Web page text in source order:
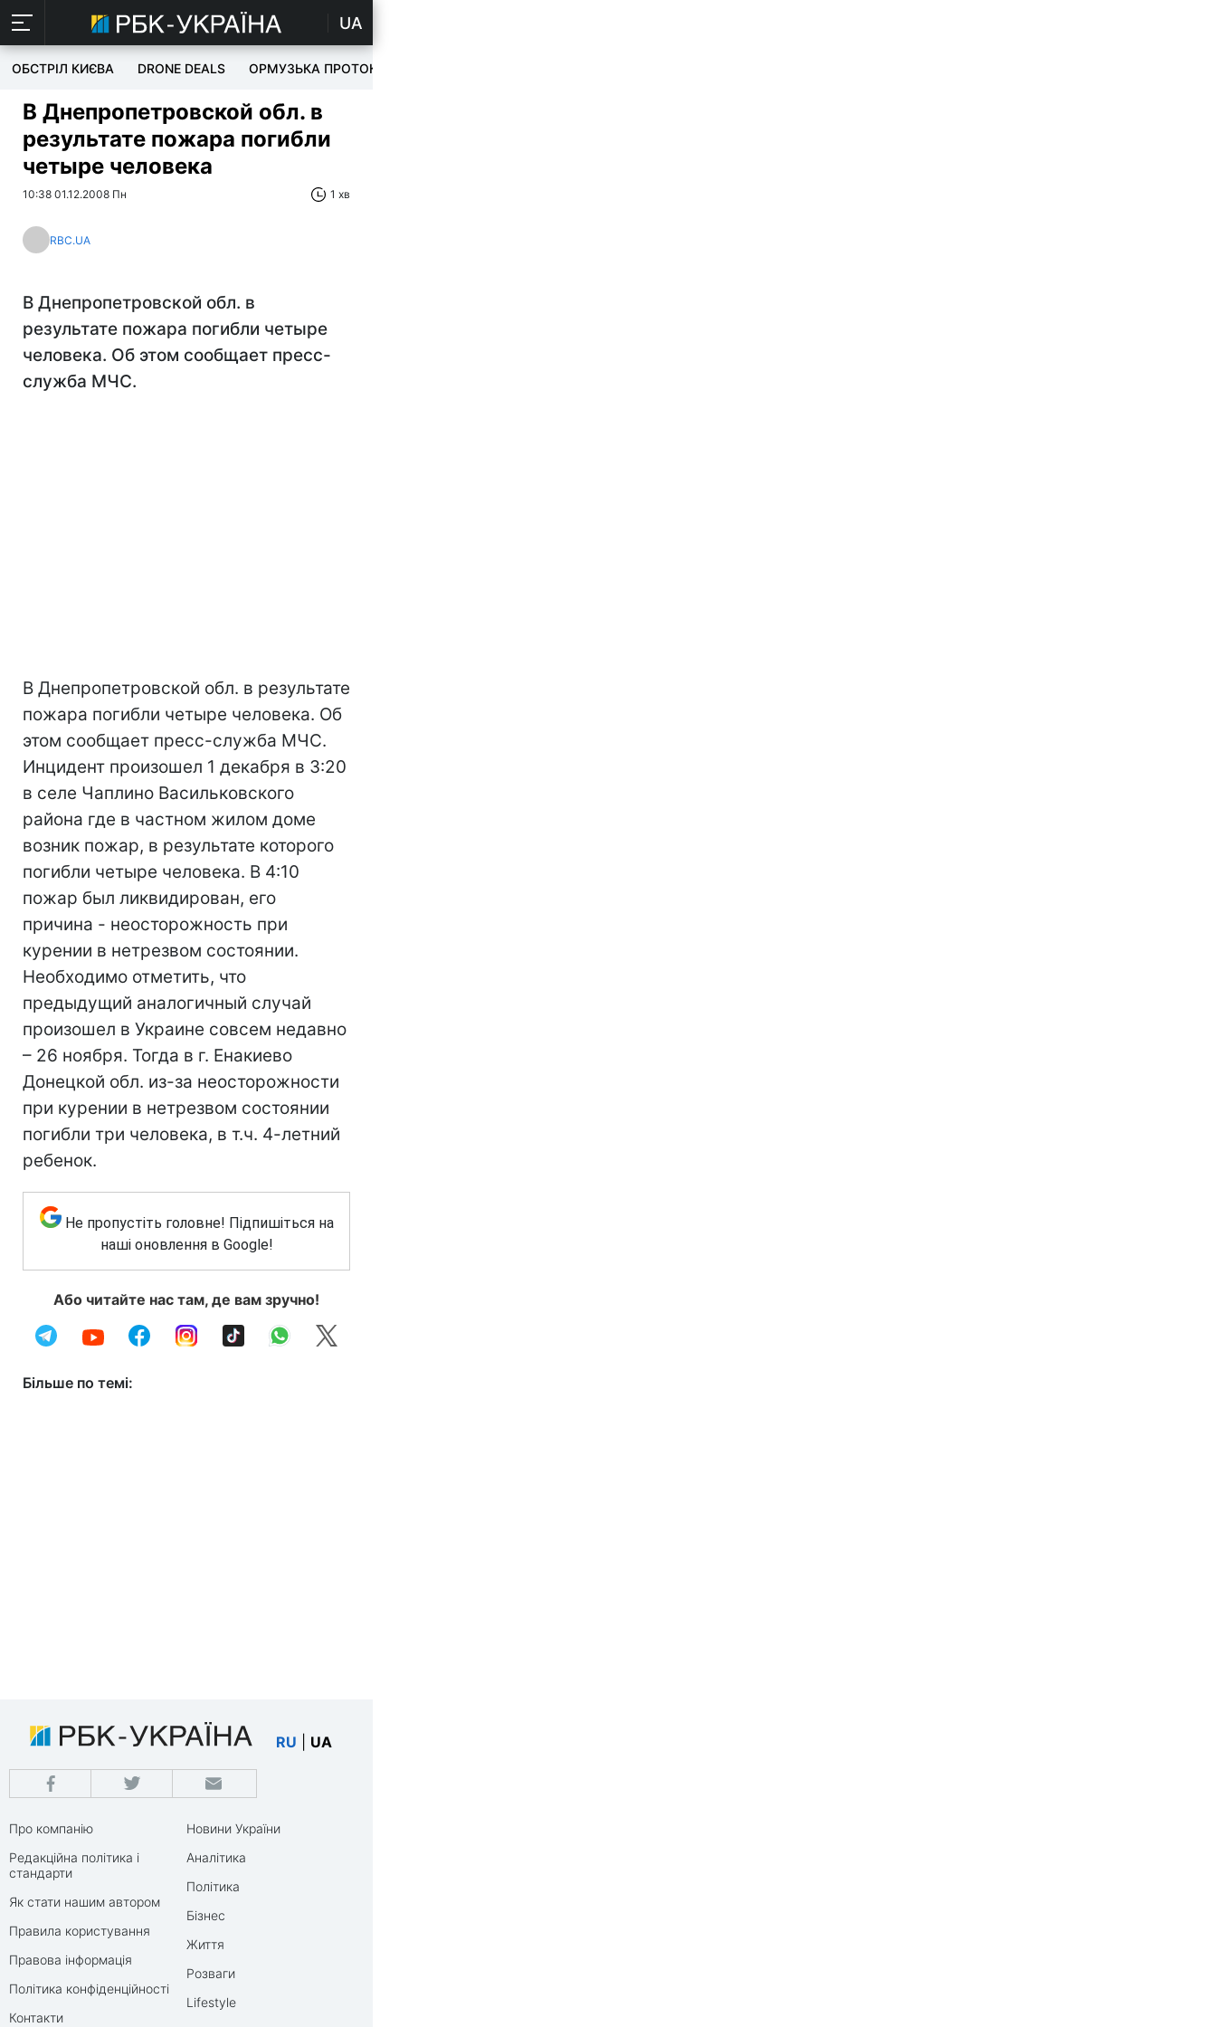
UA
ОБСТРІЛ КИЄВА DRONE DEALS ОРМУЗЬКА ПРОТОКА
В Днепропетровской обл. в
результате пожара погибли
четыре человека
10:38 01.12.2008 Пн 1 хв
RBC.UA
В Днепропетровской обл. в
результате пожара погибли четыре
человека. Об этом сообщает пресс-
служба МЧС.
В Днепропетровской обл. в результате
пожара погибли четыре человека. Об
этом сообщает пресс-служба МЧС.
Инцидент произошел 1 декабря в 3:20
в селе Чаплино Васильковского
района где в частном жилом доме
возник пожар, в результате которого
погибли четыре человека. В 4:10
пожар был ликвидирован, его
причина - неосторожность при
курении в нетрезвом состоянии.
Необходимо отметить, что
предыдущий аналогичный случай
произошел в Украине совсем недавно
– 26 ноября. Тогда в г. Енакиево
Донецкой обл. из-за неосторожности
при курении в нетрезвом состоянии
погибли три человека, в т.ч. 4-летний
ребенок.
Не пропустіть головне! Підпишіться на
наші оновлення в Google!
Або читайте нас там, де вам зручно!
Більше по темі:
RU UA
Про компанію
Редакційна політика і
стандарти
Як стати нашим автором
Правила користування
Правова інформація
Політика конфіденційності
Контакти
Новини України
Аналітика
Політика
Бізнес
Життя
Розваги
Lifestyle